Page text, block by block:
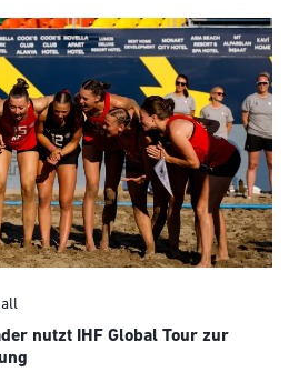
nutzt IHF Global Tour zur